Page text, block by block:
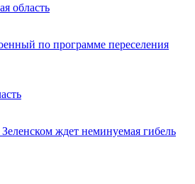
область
по программе переселения
ждет неминуемая гибель